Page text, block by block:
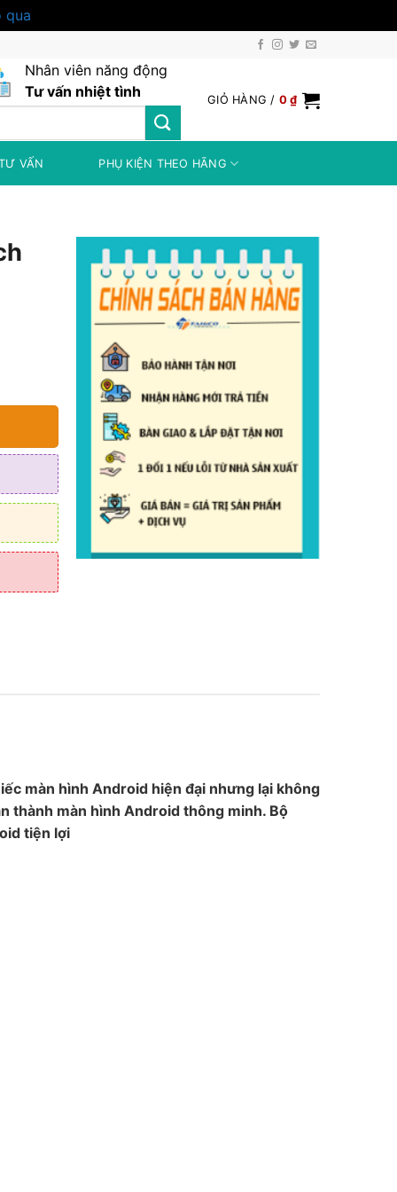
qua
Nhân viên năng động
Tư vấn nhiệt tình
GIỎ HÀNG / 0₫
VẤN PHỤ KIỆN THEO HÃNG
màn hình Android hiện đại nhưng lại không
thành màn hình Android thông minh. Bộ
tiện lợi